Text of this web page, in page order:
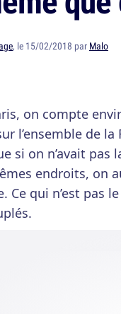
, le 15/02/2018 par Malo
on compte
l’ensemble de
si on n’avait
endroits, on
Ce qui n’est pas